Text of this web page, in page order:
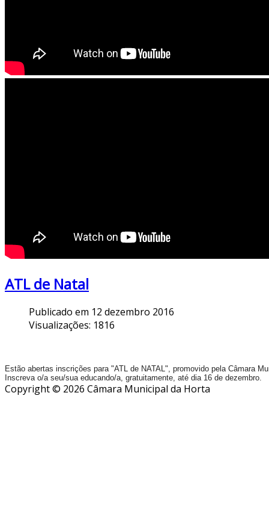
ATL de Natal
Publicado em 12 dezembro 2016
Visualizações: 1816
Estão abertas inscrições para "ATL de NATAL", promovido pela Câmara
Inscreva o/a seu/sua educando/a, gratuitamente, até dia 16 de dezembro.
Copyright © 2026 Câmara Municipal da Horta